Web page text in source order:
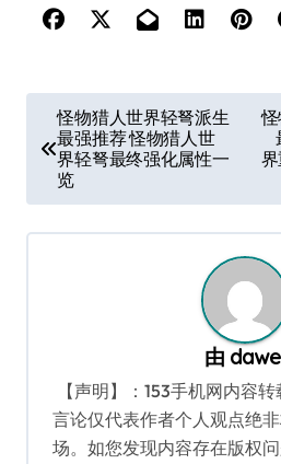
章
怪物猎人世界轻弩派生
最强推荐 怪物猎人世
界轻弩最终强化属性一
览
由
【声明】：153手机网内容
言论仅代表作者个人观点绝
场。如您发现内容存在版权